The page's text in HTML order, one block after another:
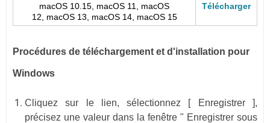
macOS 10.15, macOS 11, macOS
12, macOS 13, macOS 14, macOS 15
Télécharger
Procédures de téléchargement et d'installation pour
Windows
Cliquez sur le lien, sélectionnez [ Enregistrer ],
précisez une valeur dans la fenêtre " Enregistrer sous